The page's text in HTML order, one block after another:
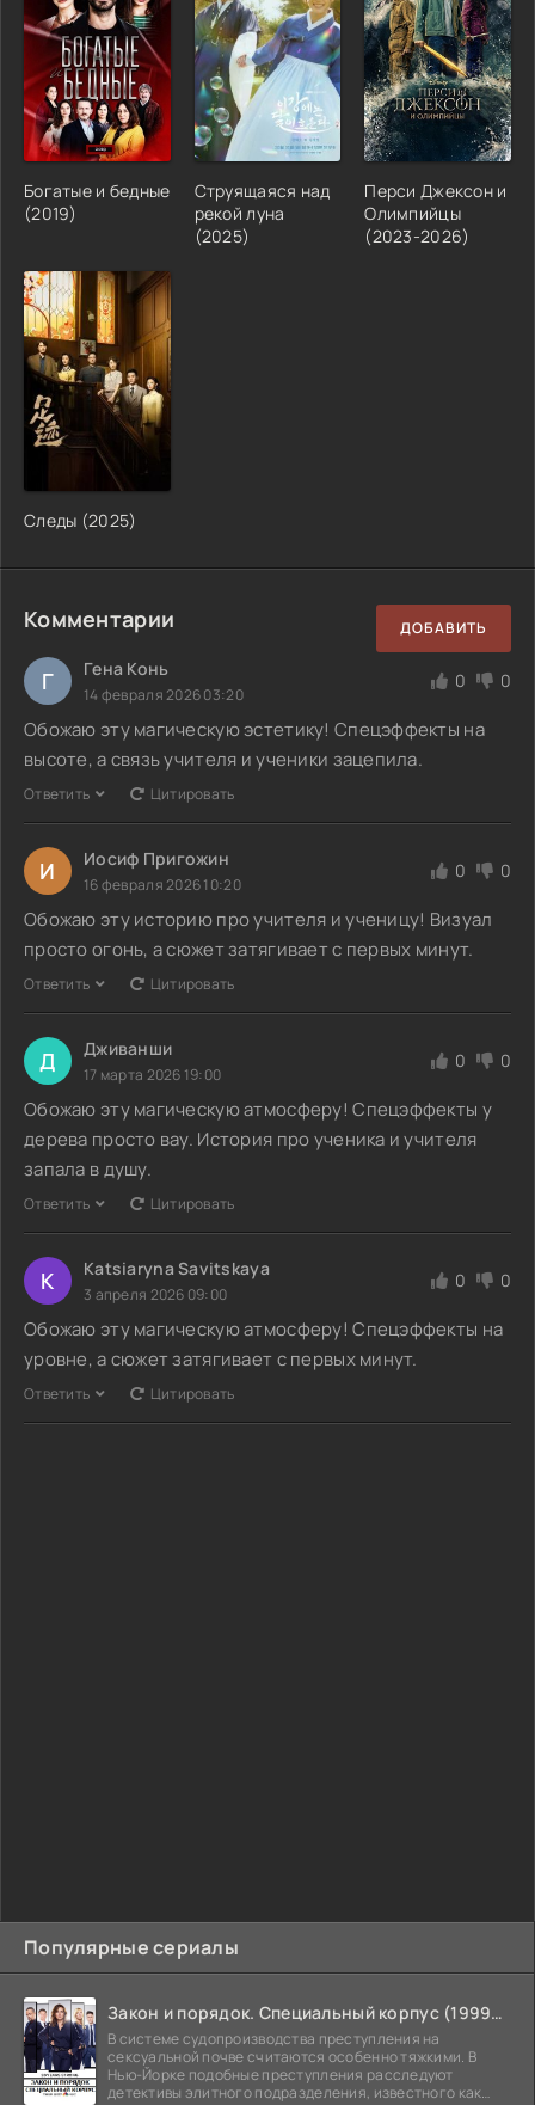
Популярные сериалы
Закон и порядок. Специальный корпус (1999-2026)
В системе судопроизводства преступления на
сексуальной почве считаются особенно тяжкими. В
Нью-Йорке подобные преступления расследуют
детективы элитного подразделения, известного как
Богатые и бедные
(2019)
Струящаяся над
рекой луна
(2025)
Перси Джексон и
Олимпийцы
(2023-2026)
Следы (2025)
Комментарии ДОБАВИТЬ
Г Гена Конь
14 февраля 2026 03:20
0 0
Обожаю эту магическую эстетику! Спецэффекты на
высоте, а связь учителя и ученики зацепила.
Ответить Цитировать
И Иосиф Пригожин
16 февраля 2026 10:20
0 0
Обожаю эту историю про учителя и ученицу! Визуал
просто огонь, а сюжет затягивает с первых минут.
Ответить Цитировать
Д Дживанши
17 марта 2026 19:00
0 0
Обожаю эту магическую атмосферу! Спецэффекты у
дерева просто вау. История про ученика и учителя
запала в душу.
Ответить Цитировать
K Katsiaryna Savitskaya
3 апреля 2026 09:00
0 0
Обожаю эту магическую атмосферу! Спецэффекты на
уровне, а сюжет затягивает с первых минут.
Ответить Цитировать